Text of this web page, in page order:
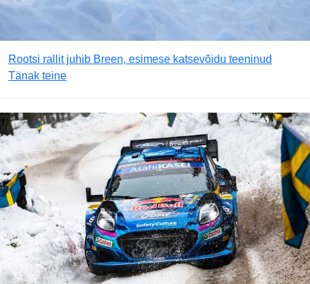
Rootsi rallit juhib Breen, esimese katsevõidu teeninud
Tänak teine